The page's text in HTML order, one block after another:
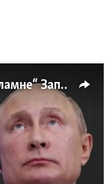
Москва чека прилика да го „пламне“ Западен Балкан?
available